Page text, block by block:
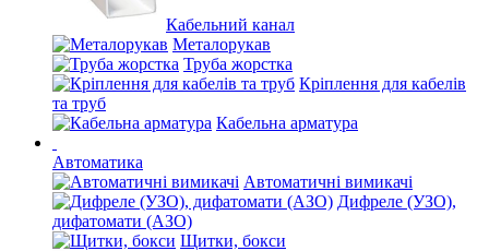
Кабельний канал
Металорукав
Труба жорстка
Кріплення для кабелів
та труб
Кабельна арматура
Автоматика
Автоматичні вимикачі
Дифреле (УЗО),
дифатомати (АЗО)
Щитки, бокси